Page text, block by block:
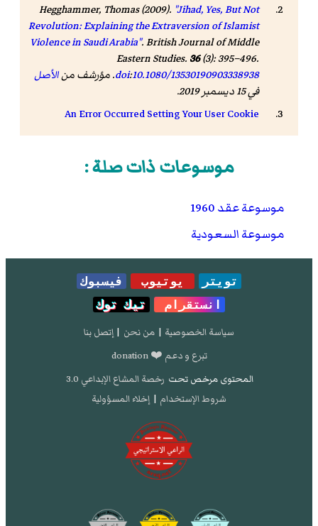
Hegghammer, Thomas (2009). "Jihad, Yes, But Not
Revolution: Explaining the Extraversion of Islamist
Violence in Saudi Arabia".British Journal of Middle
Eastern Studies. 36(3): 395–496.
doi:10.1080/13530190903338938 . مؤرشف منالأصل
في 15 ديسمبر 2019
.
An Error Occurred Setting Your User Cookie
موسوعات ذات صلة :
موسوعة عقد 1960
موسوعة السعودية
تويتر يوتيوب
فيسبوك
انستقرام
تيك توك
سياسة الخصوصية | من نحن | إتصل بنا
تبرع و دعم ❤️ donation
المحتوى مرخص تحت رخصة المشاع الإبداعي 3.0
شروط الإستخدام | إخلاء المسؤولية